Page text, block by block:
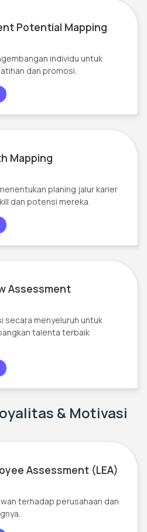
Potential Mapping
individu untuk
dan promosi.
Mapping
planing jalur karier
dan potensi mereka.
Assessment
secara menyeluruh untuk
talenta terbaik
& Motivasi
Assessment (LEA)
terhadap perusahaan dan